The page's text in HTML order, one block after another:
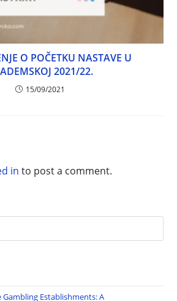
O POČETKU NASTAVE U
2021/22.
15/09/2021
in to post a comment.
Establishments: A